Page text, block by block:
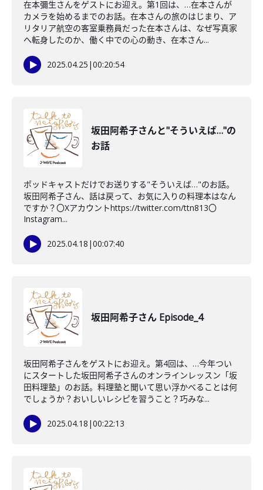
在本彌生さんをゲストにお迎え。第1回は、…在本さんが
カメラを始めるまでのお話。在本さんの旅のはじまり、ア
リタリア航空の客室乗務員だった在本さんは、なぜ写真家
へ転身したのか、働く中での心の動き、在本さん...
2025.04.25 |00:20:54
坂田阿希子さんと"そういえば…"の
お話
ポッドキャストだけでお送りする"そういえば…"のお話。
坂田阿希子さん、話は戻って、お気に入りの料理本はなん
ですか？〇Xアカウントhttps://twitter.com/ttn813〇
Instagram...
2025.04.18 |00:07:40
坂田阿希子さん Episode_4
坂田阿希子さんをゲストにお迎え。第4回は、…今年つい
にスタートした坂田阿希子さんのオンラインレッスン「坂
田料理塾」のお話。料理塾と聞いて思い浮かべることは何
でしょうか？おいしいレシピを習うこと？巧みな...
2025.04.18 |00:22:13